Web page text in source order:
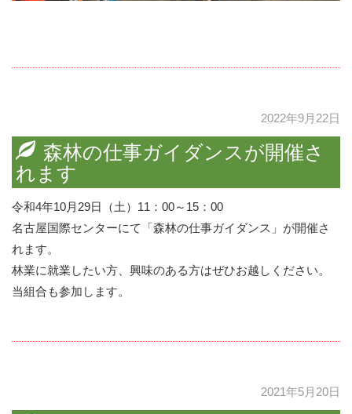
2022年9月22日
森林の仕事ガイダンスが開催さ
れます
令和4年10月29日（土）11：00～15：00
名古屋国際センターにて「森林の仕事ガイダンス」が開催さ
れます。
林業に就業したい方、興味のある方はぜひお越しください。
当組合も参加します。
2021年5月20日